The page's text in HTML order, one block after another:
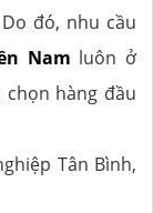
đó, nhu cầu
Nam luôn ở
hàng đầu
Tân Bình,